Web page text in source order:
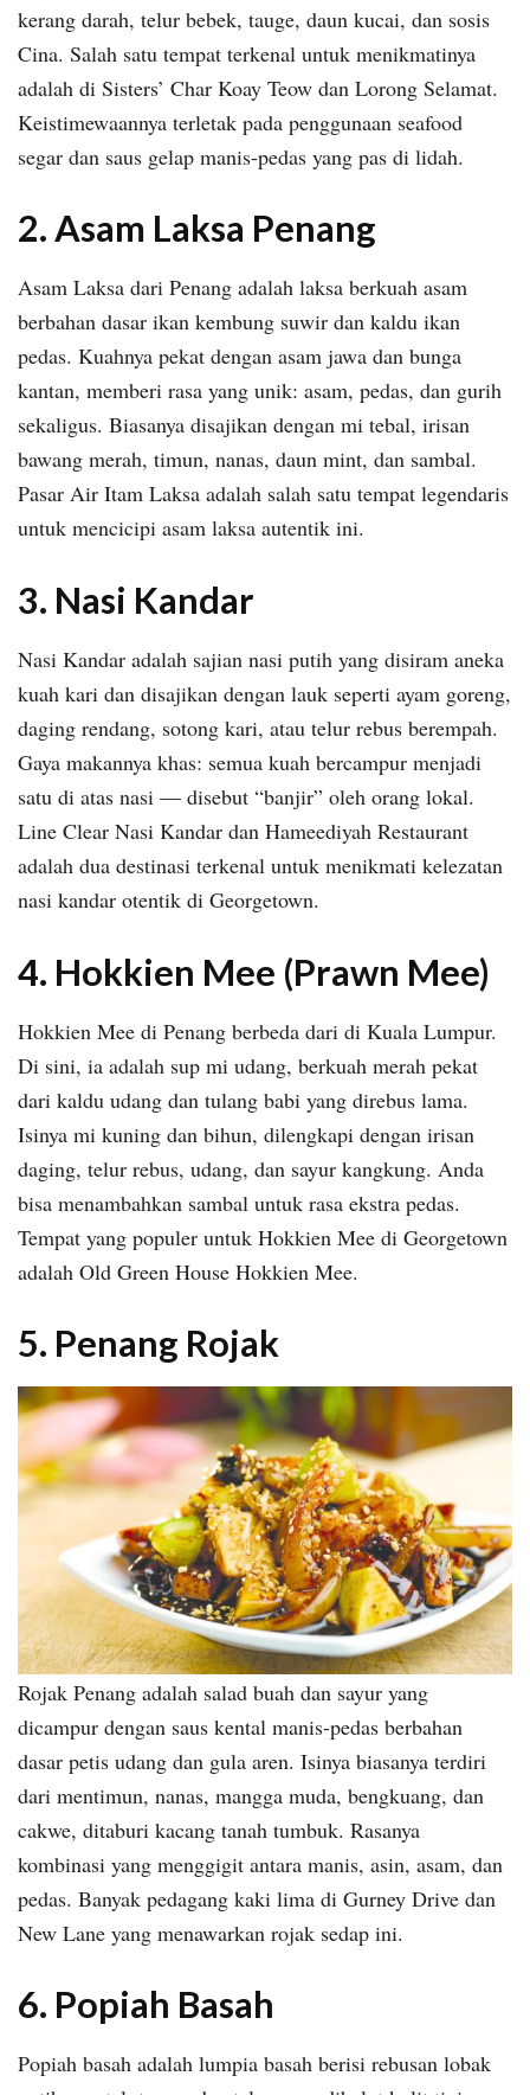
kerang darah, telur bebek, tauge, daun kucai, dan sosis
Cina. Salah satu tempat terkenal untuk menikmatinya
adalah di Sisters’ Char Koay Teow dan Lorong Selamat.
Keistimewaannya terletak pada penggunaan seafood
segar dan saus gelap manis-pedas yang pas di lidah.
2. Asam Laksa Penang
Asam Laksa dari Penang adalah laksa berkuah asam
berbahan dasar ikan kembung suwir dan kaldu ikan
pedas. Kuahnya pekat dengan asam jawa dan bunga
kantan, memberi rasa yang unik: asam, pedas, dan gurih
sekaligus. Biasanya disajikan dengan mi tebal, irisan
bawang merah, timun, nanas, daun mint, dan sambal.
Pasar Air Itam Laksa adalah salah satu tempat legendaris
untuk mencicipi asam laksa autentik ini.
3. Nasi Kandar
Nasi Kandar adalah sajian nasi putih yang disiram aneka
kuah kari dan disajikan dengan lauk seperti ayam goreng,
daging rendang, sotong kari, atau telur rebus berempah.
Gaya makannya khas: semua kuah bercampur menjadi
satu di atas nasi — disebut “banjir” oleh orang lokal.
Line Clear Nasi Kandar dan Hameediyah Restaurant
adalah dua destinasi terkenal untuk menikmati kelezatan
nasi kandar otentik di Georgetown.
4. Hokkien Mee (Prawn Mee)
Hokkien Mee di Penang berbeda dari di Kuala Lumpur.
Di sini, ia adalah sup mi udang, berkuah merah pekat
dari kaldu udang dan tulang babi yang direbus lama.
Isinya mi kuning dan bihun, dilengkapi dengan irisan
daging, telur rebus, udang, dan sayur kangkung. Anda
bisa menambahkan sambal untuk rasa ekstra pedas.
Tempat yang populer untuk Hokkien Mee di Georgetown
adalah Old Green House Hokkien Mee.
5. Penang Rojak
Rojak Penang adalah salad buah dan sayur yang
dicampur dengan saus kental manis-pedas berbahan
dasar petis udang dan gula aren. Isinya biasanya terdiri
dari mentimun, nanas, mangga muda, bengkuang, dan
cakwe, ditaburi kacang tanah tumbuk. Rasanya
kombinasi yang menggigit antara manis, asin, asam, dan
pedas. Banyak pedagang kaki lima di Gurney Drive dan
New Lane yang menawarkan rojak sedap ini.
6. Popiah Basah
Popiah basah adalah lumpia basah berisi rebusan lobak